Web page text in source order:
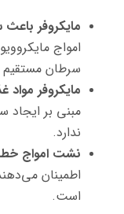
مایکروفر
امواج
سرطان مستقیم
مایکروفر
مبنی بر ایجاد
ندارد.
نشت امواج
اطمینان
است.